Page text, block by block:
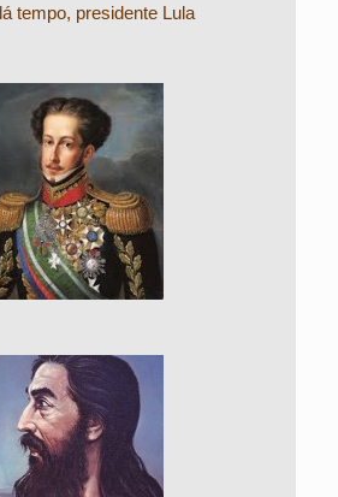
tempo, presidente Lula